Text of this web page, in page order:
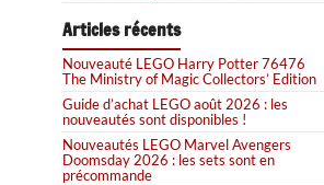
Articles récents
Nouveauté LEGO Harry Potter 76476
The Ministry of Magic Collectors’ Edition
Guide d’achat LEGO août 2026 : les
nouveautés sont disponibles !
Nouveautés LEGO Marvel Avengers
Doomsday 2026 : les sets sont en
précommande